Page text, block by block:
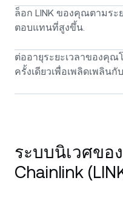
ล็อก LINK ของคุณตามระ
ตอบแทนที่สูงขึ้น.
ต่ออายุระยะเวลาของคุณ
ครั้งเดียวเพื่อเพลิดเพลิน
ระบบนิเวศขอ
Chainlink